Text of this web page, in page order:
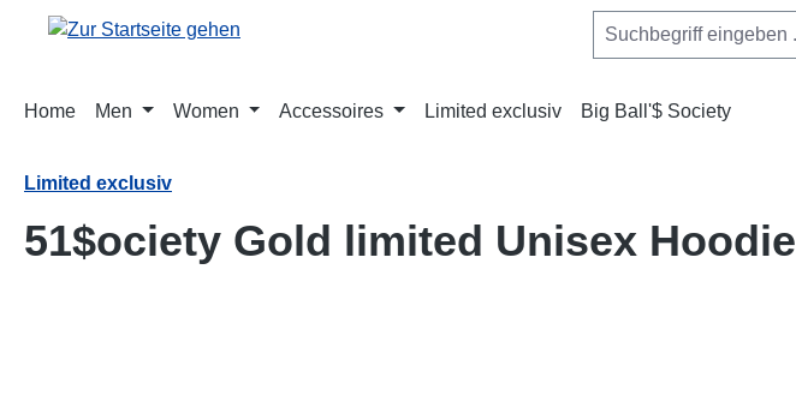
Zur Hauptnavigation springen
Home Men Women Accessoires Limited exclusiv Big Ball'$ Society
Limited exclusiv
51$ociety Gold limited Unisex Hoodie